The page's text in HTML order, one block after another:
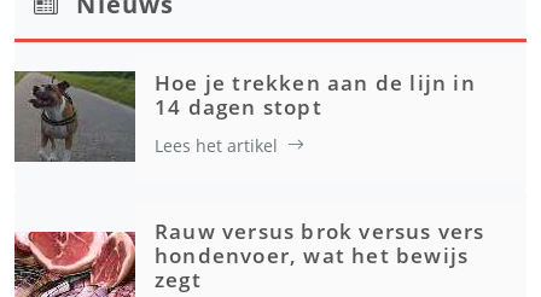
Hoe je trekken aan de lijn in
14 dagen stopt
Lees het artikel
Rauw versus brok versus vers
hondenvoer, wat het bewijs
zegt